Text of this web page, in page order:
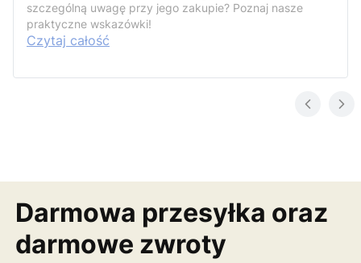
szczególną uwagę przy jego zakupie? Poznaj nasze
praktyczne wskazówki!
Czytaj całość
Darmowa przesyłka oraz
darmowe zwroty